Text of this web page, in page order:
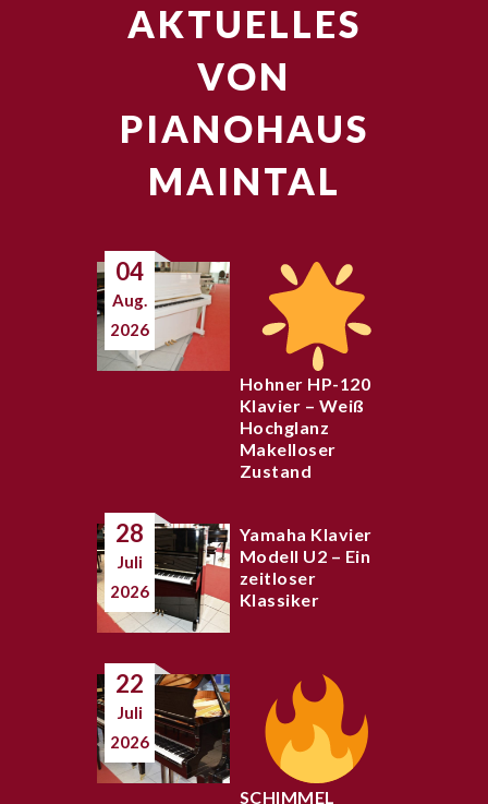
AKTUELLES
VON
PIANOHAUS
MAINTAL
04
Aug.
2026
Hohner HP-120
Klavier – Weiß
Hochglanz
Makelloser
Zustand
28
Juli
2026
Yamaha Klavier
Modell U2 – Ein
zeitloser
Klassiker
22
Juli
2026
SCHIMMEL